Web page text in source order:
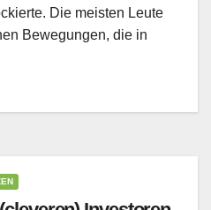
Die meisten Leute
Bewegungen, die in